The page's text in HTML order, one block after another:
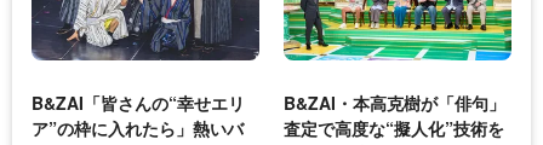
B&ZAI「皆さんの“幸せエリ
ア”の枠に入れたら」熱いバ
B&ZAI・本高克樹が「俳句」
査定で高度な“擬人化”技術を